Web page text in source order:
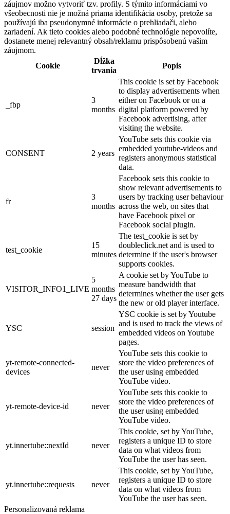
záujmov možno vytvoriť tzv. profily. S týmito informáciami vo
všeobecnosti nie je možná priama identifikácia osoby, pretože sa
používajú iba pseudonymné informácie o prehliadači, alebo
zariadení. Ak tieto cookies alebo podobné technológie nepovolíte,
dostanete menej relevantný obsah/reklamu prispôsobenú vašim
záujmom.
Cookie
Dĺžka
trvania
Popis
_fbp
3
months
This cookie is set by Facebook
to display advertisements when
either on Facebook or on a
digital platform powered by
Facebook advertising, after
visiting the website.
CONSENT 2 years
YouTube sets this cookie via
embedded youtube-videos and
registers anonymous statistical
data.
fr
3
months
Facebook sets this cookie to
show relevant advertisements to
users by tracking user behaviour
across the web, on sites that
have Facebook pixel or
Facebook social plugin.
test_cookie
15
minutes
The test_cookie is set by
doubleclick.net and is used to
determine if the user's browser
supports cookies.
VISITOR_INFO1_LIVE
5
months
27 days
A cookie set by YouTube to
measure bandwidth that
determines whether the user gets
the new or old player interface.
YSC session
YSC cookie is set by Youtube
and is used to track the views of
embedded videos on Youtube
pages.
yt-remote-connected-
devices
never
YouTube sets this cookie to
store the video preferences of
the user using embedded
YouTube video.
yt-remote-device-id never
YouTube sets this cookie to
store the video preferences of
the user using embedded
YouTube video.
yt.innertube::nextId never
This cookie, set by YouTube,
registers a unique ID to store
data on what videos from
YouTube the user has seen.
yt.innertube::requests never
This cookie, set by YouTube,
registers a unique ID to store
data on what videos from
YouTube the user has seen.
Personalizovaná reklama